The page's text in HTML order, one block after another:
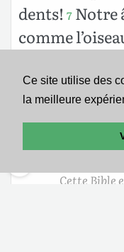
Ce site utilise des
la meilleure
dents! 7 Notre
comme
sommes
dans le nom
cieux et la
Cette Bible